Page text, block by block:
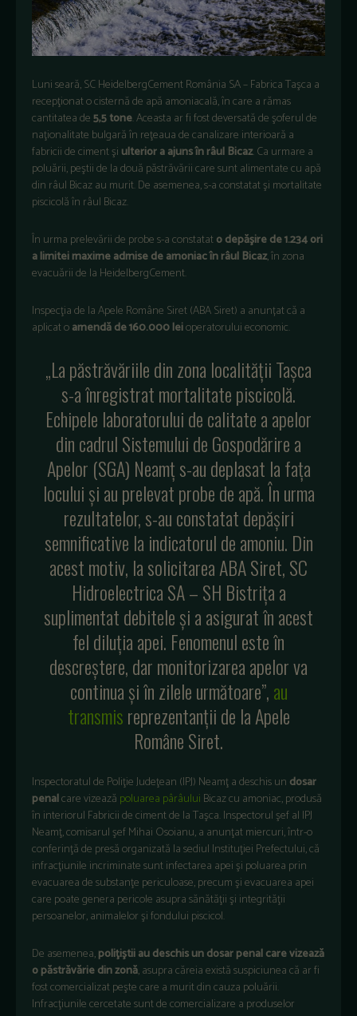
Luni seară, SC HeidelbergCement România SA – Fabrica Taşca a
recepţionat o cisternă de apă amoniacală, în care a rămas
cantitatea de5,5 tone. Aceasta ar fi fost deversată de şoferul de
naţionalitate bulgară în reţeaua de canalizare interioară a
fabricii de ciment şi ulterior a ajuns în râul Bicaz. Ca urmare a
poluării, peştii de la două păstrăvării care sunt alimentate cu apă
din râul Bicaz au murit. De asemenea, s-a constatat şi mortalitate
piscicolă în râul Bicaz.
În urma prelevării de probe s-a constatato depăşire de 1.234 ori
a limitei maxime admise de amoniac în râul Bicaz, în zona
evacuării de la HeidelbergCement.
Inspecţia de la Apele Române Siret (ABA Siret) a anunțat că a
aplicat oamendă de 160.000 leioperatorului economic.
„La păstrăvăriile din zona localităţii Taşca
s-a înregistrat mortalitate piscicolă.
Echipele laboratorului de calitate a apelor
din cadrul Sistemului de Gospodărire a
Apelor (SGA) Neamţ s-au deplasat la faţa
locului şi au prelevat probe de apă. În urma
rezultatelor, s-au constatat depăşiri
semnificative la indicatorul de amoniu. Din
acest motiv, la solicitarea ABA Siret, SC
Hidroelectrica SA – SH Bistriţa a
suplimentat debitele şi a asigurat în acest
fel diluţia apei. Fenomenul este în
descreştere, dar monitorizarea apelor va
continua şi în zilele următoare”,au
transmisreprezentanţii de la Apele
Române Siret.
Inspectoratul de Poliţie Judeţean (IPJ) Neamţ a deschis un dosar
penalcare vizează poluarea pârâului Bicaz cu amoniac, produsă
în interiorul Fabricii de ciment de la Taşca. Inspectorul şef al IPJ
Neamţ, comisarul şef Mihai Osoianu, a anunţat miercuri, într-o
conferinţă de presă organizată la sediul Instituţiei Prefectului, că
infracţiunile incriminate sunt infectarea apei şi poluarea prin
evacuarea de substanţe periculoase, precum şi evacuarea apei
care poate genera pericole asupra sănătăţii şi integrităţii
persoanelor, animalelor şi fondului piscicol.
De asemenea,poliţiştii au deschis un dosar penal care vizează
o păstrăvărie din zonă, asupra căreia există suspiciunea că ar fi
fost comercializat peşte care a murit din cauza poluării.
Infracţiunile cercetate sunt de comercializare a produselor